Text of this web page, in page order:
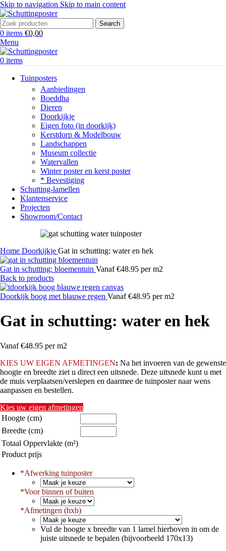
Skip to navigation Skip to main content
Search
0 items €0,00
Menu
0 items
Tuinposters
Aanbiedingen
Boeddha
Dieren
Doorkijkje
Eigen foto (in doorkijk)
Kerstdorp & Modelbouw
Landschappen
Museum collectie
Watervallen
Winter poster en kerst poster
* Bevestiging
Schutting-lamellen
Klantenservice
Projecten
Showroom/Contact
Home Doorkijkje Gat in schutting: water en hek
Gat in schutting: bloementuin Vanaf €48.95 per m2
Back to products
Doorkijk boog met blauwe regen Vanaf €48.95 per m2
Gat in schutting: water en hek
Vanaf €48.95 per m2
KIES UW EIGEN AFMETINGEN: Na het invoeren van de gewenste
hoogte en breedte ziet u direct een uitsnede. Deze uitsnede kunt u met
de muis verplaatsen/verslepen en daarmee de tuinposter naar wens
aanpassen en bestellen.
Kies uw eigen afmetingen
Hoogte (cm)
Breedte (cm)
Totaal Oppervlakte (m²)
Product prijs
*Afwerking tuinposter
*Voor binnen of buiten
*Afmetingen (hxb)
Vul de hoogte x breedte van 1 lamel hierboven in om de
juiste uitsnede te bepalen (bijvoorbeeld 170x13)